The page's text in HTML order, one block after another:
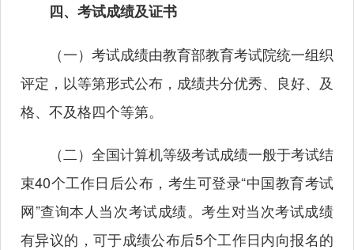
四、考试成绩及证书
（一）考试成绩由教育部教育考试院统一组织
评定，以等第形式公布，成绩共分优秀、良好、及
格、不及格四个等第。
（二）全国计算机等级考试成绩一般于考试结
束40个工作日后公布，考生可登录“中国教育考试
网”查询本人当次考试成绩。考生对当次考试成绩
有异议的，可于成绩公布后5个工作日内向报名的